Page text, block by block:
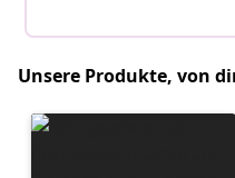
Unsere Produkte, von